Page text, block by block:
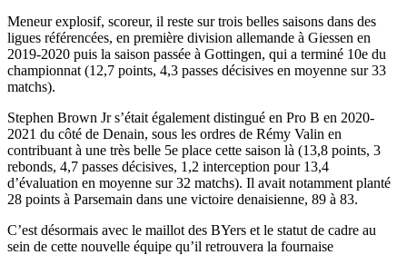
Meneur explosif, scoreur, il reste sur trois belles saisons dans des
ligues référencées, en première division allemande à Giessen en
2019-2020 puis la saison passée à Gottingen, qui a terminé 10e du
championnat (12,7 points, 4,3 passes décisives en moyenne sur 33
matchs).
Stephen Brown Jr s’était également distingué en Pro B en 2020-
2021 du côté de Denain, sous les ordres de Rémy Valin en
contribuant à une très belle 5e place cette saison là (13,8 points, 3
rebonds, 4,7 passes décisives, 1,2 interception pour 13,4
d’évaluation en moyenne sur 32 matchs). Il avait notamment planté
28 points à Parsemain dans une victoire denaisienne, 89 à 83.
C’est désormais avec le maillot des BYers et le statut de cadre au
sein de cette nouvelle équipe qu’il retrouvera la fournaise